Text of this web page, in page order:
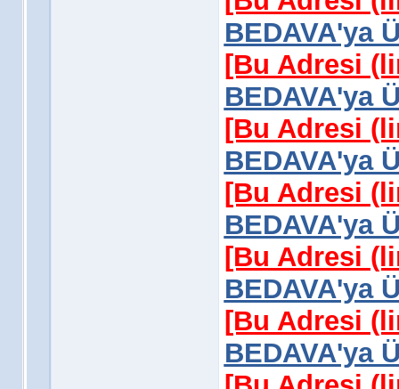
BEDAVA'ya
[Bu Adresi
BEDAVA'ya
[Bu Adresi
BEDAVA'ya
[Bu Adresi
BEDAVA'ya
[Bu Adresi
BEDAVA'ya
[Bu Adresi
BEDAVA'ya